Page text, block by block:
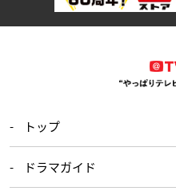
トップ
ドラマガイド